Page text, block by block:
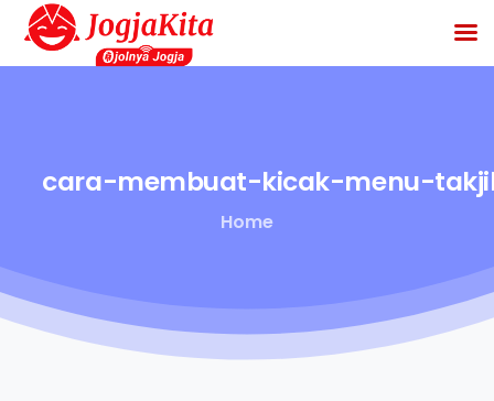
cara-membuat-kicak-menu-
Home